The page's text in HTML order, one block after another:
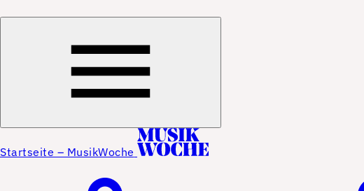
Startseite – MusikWoche